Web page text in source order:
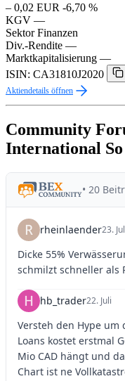
– 0,02 EUR -6,70 %
KGV —
Sektor Finanzen
Div.-Rendite —
Marktkapitalisierung —
ISIN: CA31810J2020
Aktiendetails öffnen
Community
International So